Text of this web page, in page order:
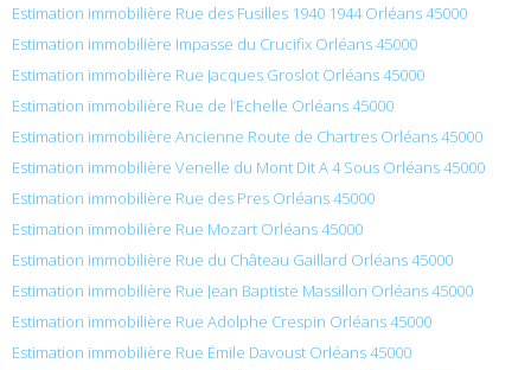
Estimation immobilière Rue des Fusilles 1940 1944 Orléans 45000
Estimation immobilière Impasse du Crucifix Orléans 45000
Estimation immobilière Rue Jacques Groslot Orléans 45000
Estimation immobilière Rue de l’Echelle Orléans 45000
Estimation immobilière Ancienne Route de Chartres Orléans 45000
Estimation immobilière Venelle du Mont Dit A 4 Sous Orléans 45000
Estimation immobilière Rue des Pres Orléans 45000
Estimation immobilière Rue Mozart Orléans 45000
Estimation immobilière Rue du Château Gaillard Orléans 45000
Estimation immobilière Rue Jean Baptiste Massillon Orléans 45000
Estimation immobilière Rue Adolphe Crespin Orléans 45000
Estimation immobilière Rue Émile Davoust Orléans 45000